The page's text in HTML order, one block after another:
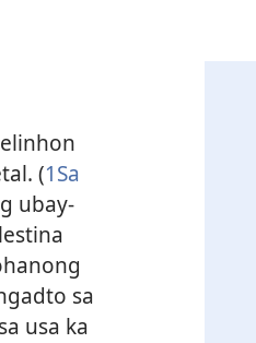
(1Sa
ubay-
sa
usa ka